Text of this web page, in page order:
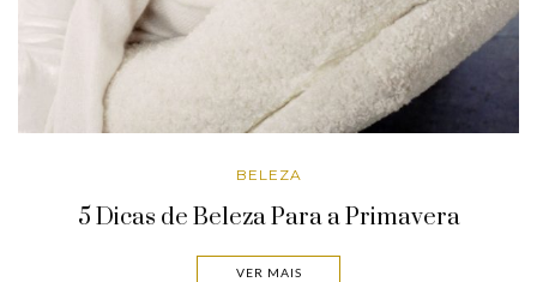
BELEZA
5 Dicas de Beleza Para a Primavera
VER MAIS